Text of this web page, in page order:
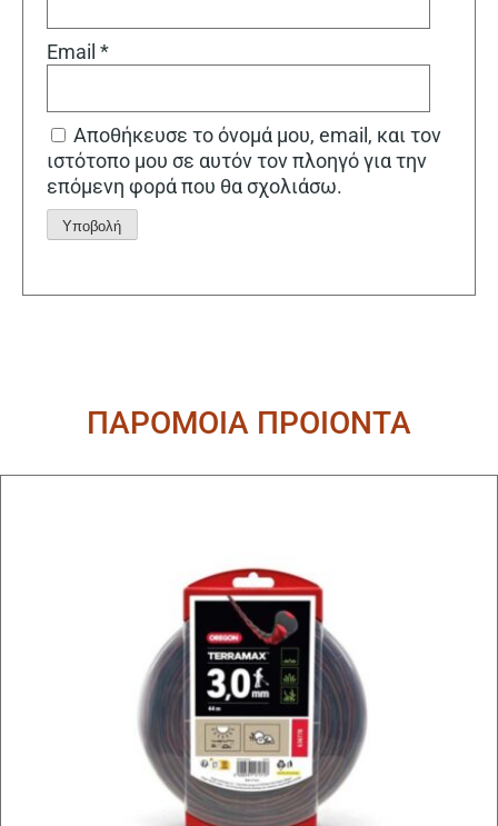
Email *
Αποθήκευσε το όνομά μου, email, και τον
ιστότοπο μου σε αυτόν τον πλοηγό για την
επόμενη φορά που θα σχολιάσω.
ΠΑΡΟΜΟΙΑ ΠΡΟΙΟΝΤΑ